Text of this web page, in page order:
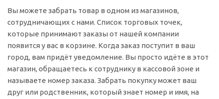
Вы можете забрать товар в одном из магазинов,
сотрудничающих с нами. Список торговых точек,
которые принимают заказы от нашей компании
появится у вас в корзине. Когда заказ поступит в ваш
город, вам придёт уведомление. Вы просто идёте в этот
магазин, обращаетесь к сотруднику в кассовой зоне и
называете номер заказа. Забрать покупку может ваш
друг или родственник, который знает номер и имя, на